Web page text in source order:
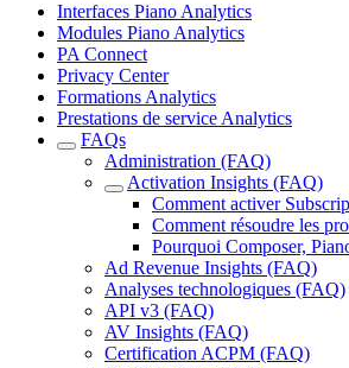
Interfaces Piano Analytics
Modules Piano Analytics
PA Connect
Privacy Center
Formations Analytics
Prestations de service Analytics
FAQs
Administration (FAQ)
Activation Insights (FAQ)
Comment activer
Comment résoudre les
Pourquoi Composer,
Ad Revenue Insights (FAQ)
Analyses technologiques (FAQ)
API v3 (FAQ)
AV Insights (FAQ)
Certification ACPM (FAQ)